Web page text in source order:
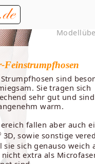
Feinstrumpfhosen
sind
Sie tragen sich
sehr gut und
warm.
fallen aber auch
3D, sowie sonstige
sie sich genauso weich
extra als